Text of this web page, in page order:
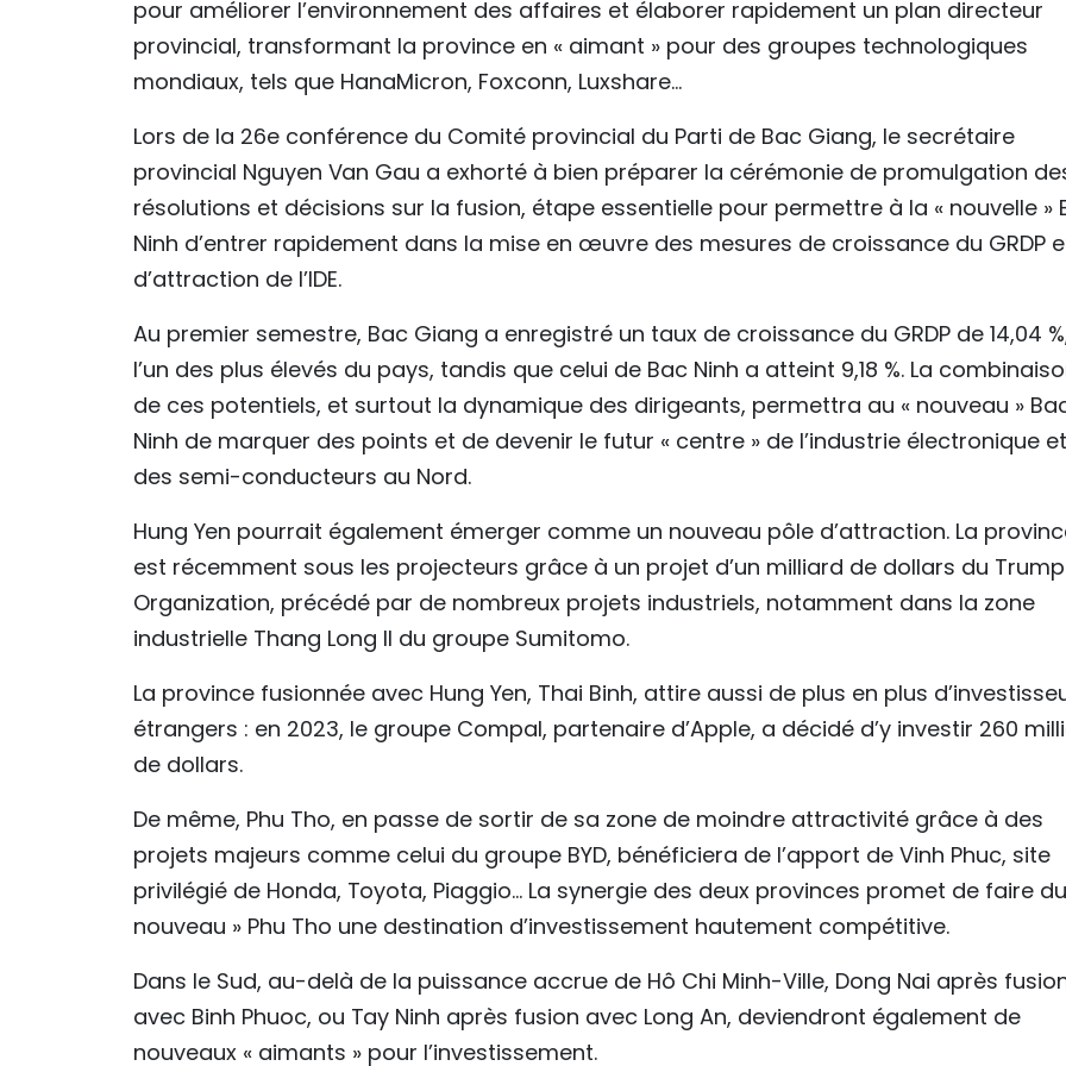
pour améliorer l’environnement des affaires et élaborer rapidement un plan directeur
provincial, transformant la province en « aimant » pour des groupes technologiques
mondiaux, tels que HanaMicron, Foxconn, Luxshare…
Lors de la 26e conférence du Comité provincial du Parti de Bac Giang, le secrétaire
provincial Nguyen Van Gau a exhorté à bien préparer la cérémonie de promulgation
résolutions et décisions sur la fusion, étape essentielle pour permettre à la « nouvelle »
Ninh d’entrer rapidement dans la mise en œuvre des mesures de croissance du GRDP
d’attraction de l’IDE.
Au premier semestre, Bac Giang a enregistré un taux de croissance du GRDP de 14,04
l’un des plus élevés du pays, tandis que celui de Bac Ninh a atteint 9,18 %. La
de ces potentiels, et surtout la dynamique des dirigeants, permettra au « nouveau »
Ninh de marquer des points et de devenir le futur « centre » de l’industrie électronique et
des semi-conducteurs au Nord.
Hung Yen pourrait également émerger comme un nouveau pôle d’attraction. La
est récemment sous les projecteurs grâce à un projet d’un milliard de dollars du Trump
Organization, précédé par de nombreux projets industriels, notamment dans la zone
industrielle Thang Long II du groupe Sumitomo.
La province fusionnée avec Hung Yen, Thai Binh, attire aussi de plus en plus
étrangers : en 2023, le groupe Compal, partenaire d’Apple, a décidé d’y investir 260
de dollars.
De même, Phu Tho, en passe de sortir de sa zone de moindre attractivité grâce à des
projets majeurs comme celui du groupe BYD, bénéficiera de l’apport de Vinh Phuc, site
privilégié de Honda, Toyota, Piaggio… La synergie des deux provinces promet de faire
nouveau » Phu Tho une destination d’investissement hautement compétitive.
Dans le Sud, au-delà de la puissance accrue de Hô Chi Minh-Ville, Dong Nai après
avec Binh Phuoc, ou Tay Ninh après fusion avec Long An, deviendront également de
nouveaux « aimants » pour l’investissement.